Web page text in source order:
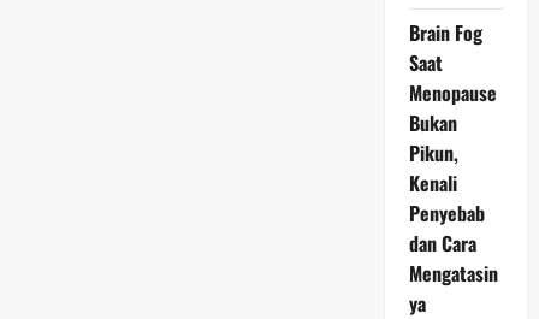
Brain Fog
Saat
Menopause
Bukan
Pikun,
Kenali
Penyebab
dan Cara
Mengatasin
ya